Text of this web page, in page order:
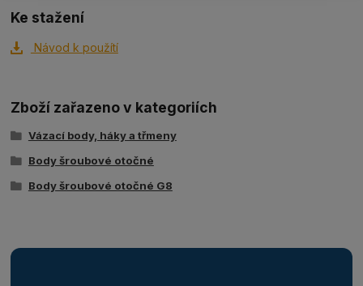
Ke stažení
Návod k použítí
Zboží zařazeno v kategoriích
Vázací body, háky a třmeny
Body šroubové otočné
Body šroubové otočné G8